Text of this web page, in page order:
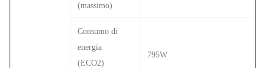
(massimo)
Consumo di
energia
(ECO2)
795W